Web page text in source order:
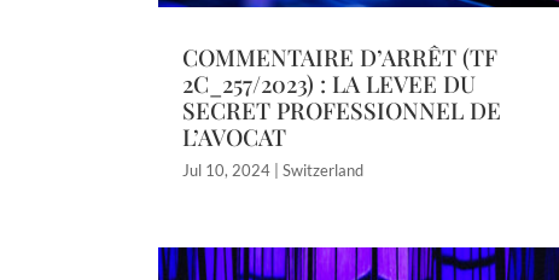
COMMENTAIRE D’ARRÊT (TF
2C_257/2023) : LA LEVEE DU
SECRET PROFESSIONNEL DE
L’AVOCAT
Jul 10, 2024 Switzerland